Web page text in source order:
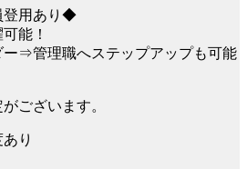
登用あり◆
能！
ー⇒管理職へステップアップも可能
ございます。
り